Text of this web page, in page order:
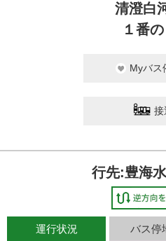
清澄白
１番
Myバス
接
行先:豊海
運行状況 バス停